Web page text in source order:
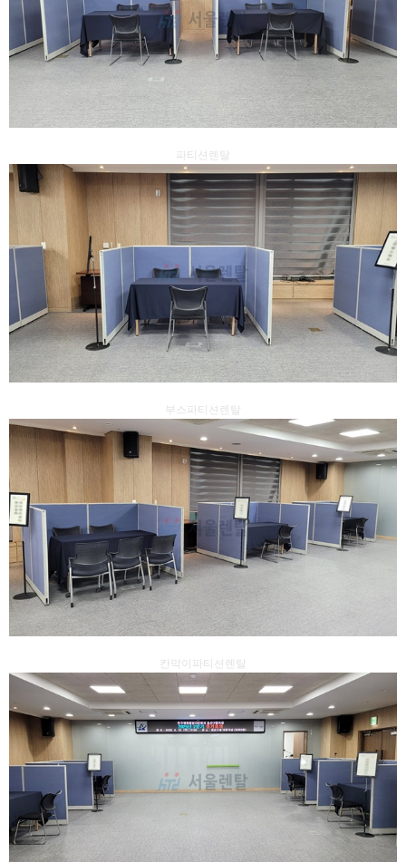
파티션렌탈
부스파티션렌탈
칸막이파티션렌탈